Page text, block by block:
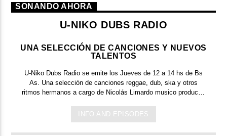
SONANDO AHORA
U-NIKO DUBS RADIO
UNA SELECCIÓN DE CANCIONES Y NUEVOS
TALENTOS
U-Niko Dubs Radio se emite los Jueves de 12 a 14 hs de Bs
As. Una selección de canciones reggae, dub, ska y otros
ritmos hermanos a cargo de Nicolás Limardomusico productor
Lumumba, Dancing Mood, Fidel Nadal,entre otras y que
propone en cada sesión descubrir y redescubrir músicas de
ayer y los nuevos talentos de la actualidad.
INFO AND EPISODES